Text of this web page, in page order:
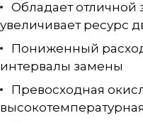
Обладает отличной
увеличивает ресурс
Пониженный
интервалы замены
Превосходная